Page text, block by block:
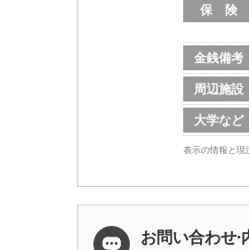
保 険
金銭備考
周辺施設
大学など
表示の情報と現
お問い合わせ·